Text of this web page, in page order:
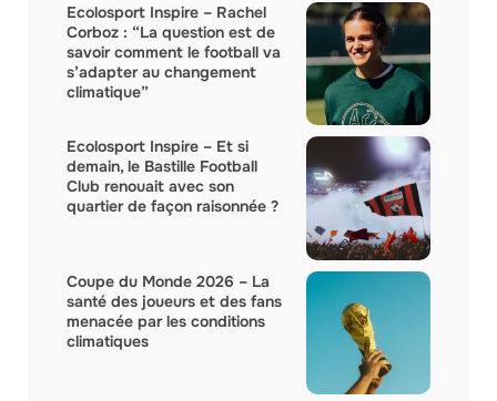
Ecolosport Inspire – Rachel
Corboz : “La question est de
savoir comment le football va
s’adapter au changement
climatique”
Ecolosport Inspire – Et si
demain, le Bastille Football
Club renouait avec son
quartier de façon raisonnée ?
Coupe du Monde 2026 – La
santé des joueurs et des fans
menacée par les conditions
climatiques